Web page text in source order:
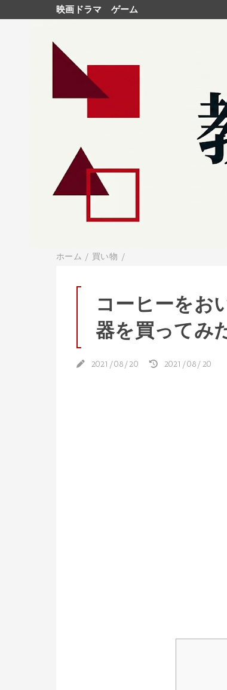
映画ドラマ ゲーム
ホーム / 買い物 /
コーヒーをお
器を買ってみ
2021/08/20
2021/08/20